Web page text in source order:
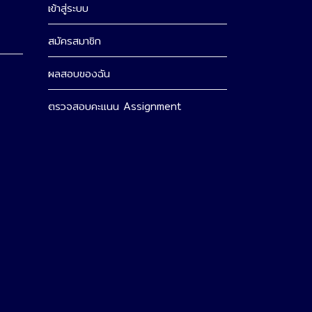
เข้าสู่ระบบ
สมัครสมาชิก
ผลสอบของฉัน
ตรวจสอบคะแนน Assignment